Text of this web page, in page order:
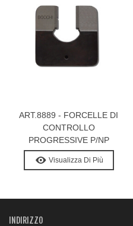
ART.8889 - FORCELLE DI
CONTROLLO
PROGRESSIVE P/NP
Visualizza Di Più
INDIRIZZO